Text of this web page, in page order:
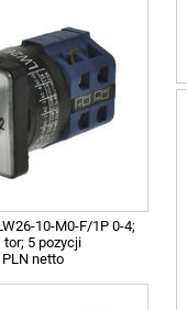
10-M0-F/1P 0-4;
5 pozycji
PLN netto